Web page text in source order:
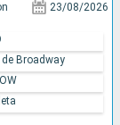
23/08/2026
Broadway